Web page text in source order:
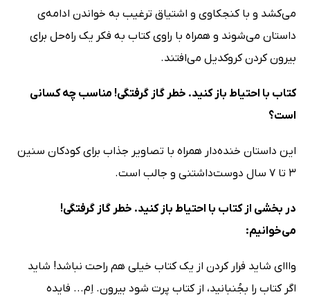
می‌کشد و با کنجکاوی و اشتیاق ترغیب به خواندن ادامه‌ی
داستان می‌شوند و همراه با راوی کتاب به فکر یک راه‌‌حل برای
بیرون کردن کروکدیل می‌افتند.
کتاب با احتیاط باز کنید. خطر گاز گرفتگی! مناسب چه کسانی
است؟
این داستان خنده‌دار همراه با تصاویر جذاب برای کودکان سنین
3 تا 7 سال دوست‌داشتنی و جالب است.
در بخشی از کتاب با احتیاط باز کنید. خطر گاز گرفتگی!
می‌خوانیم:
وااای شاید فرار کردن از یک کتاب خیلی هم راحت نباشد! شاید
اگر کتاب را بجُنبانید، از کتاب پرت شود بیرون. اِم... فایده